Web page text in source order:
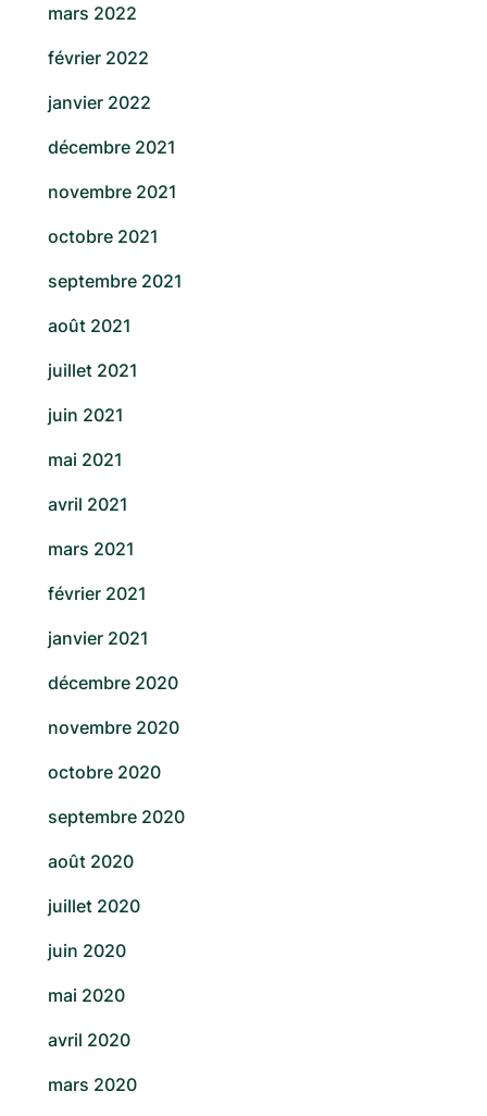
mars 2022
février 2022
janvier 2022
décembre 2021
novembre 2021
octobre 2021
septembre 2021
août 2021
juillet 2021
juin 2021
mai 2021
avril 2021
mars 2021
février 2021
janvier 2021
décembre 2020
novembre 2020
octobre 2020
septembre 2020
août 2020
juillet 2020
juin 2020
mai 2020
avril 2020
mars 2020